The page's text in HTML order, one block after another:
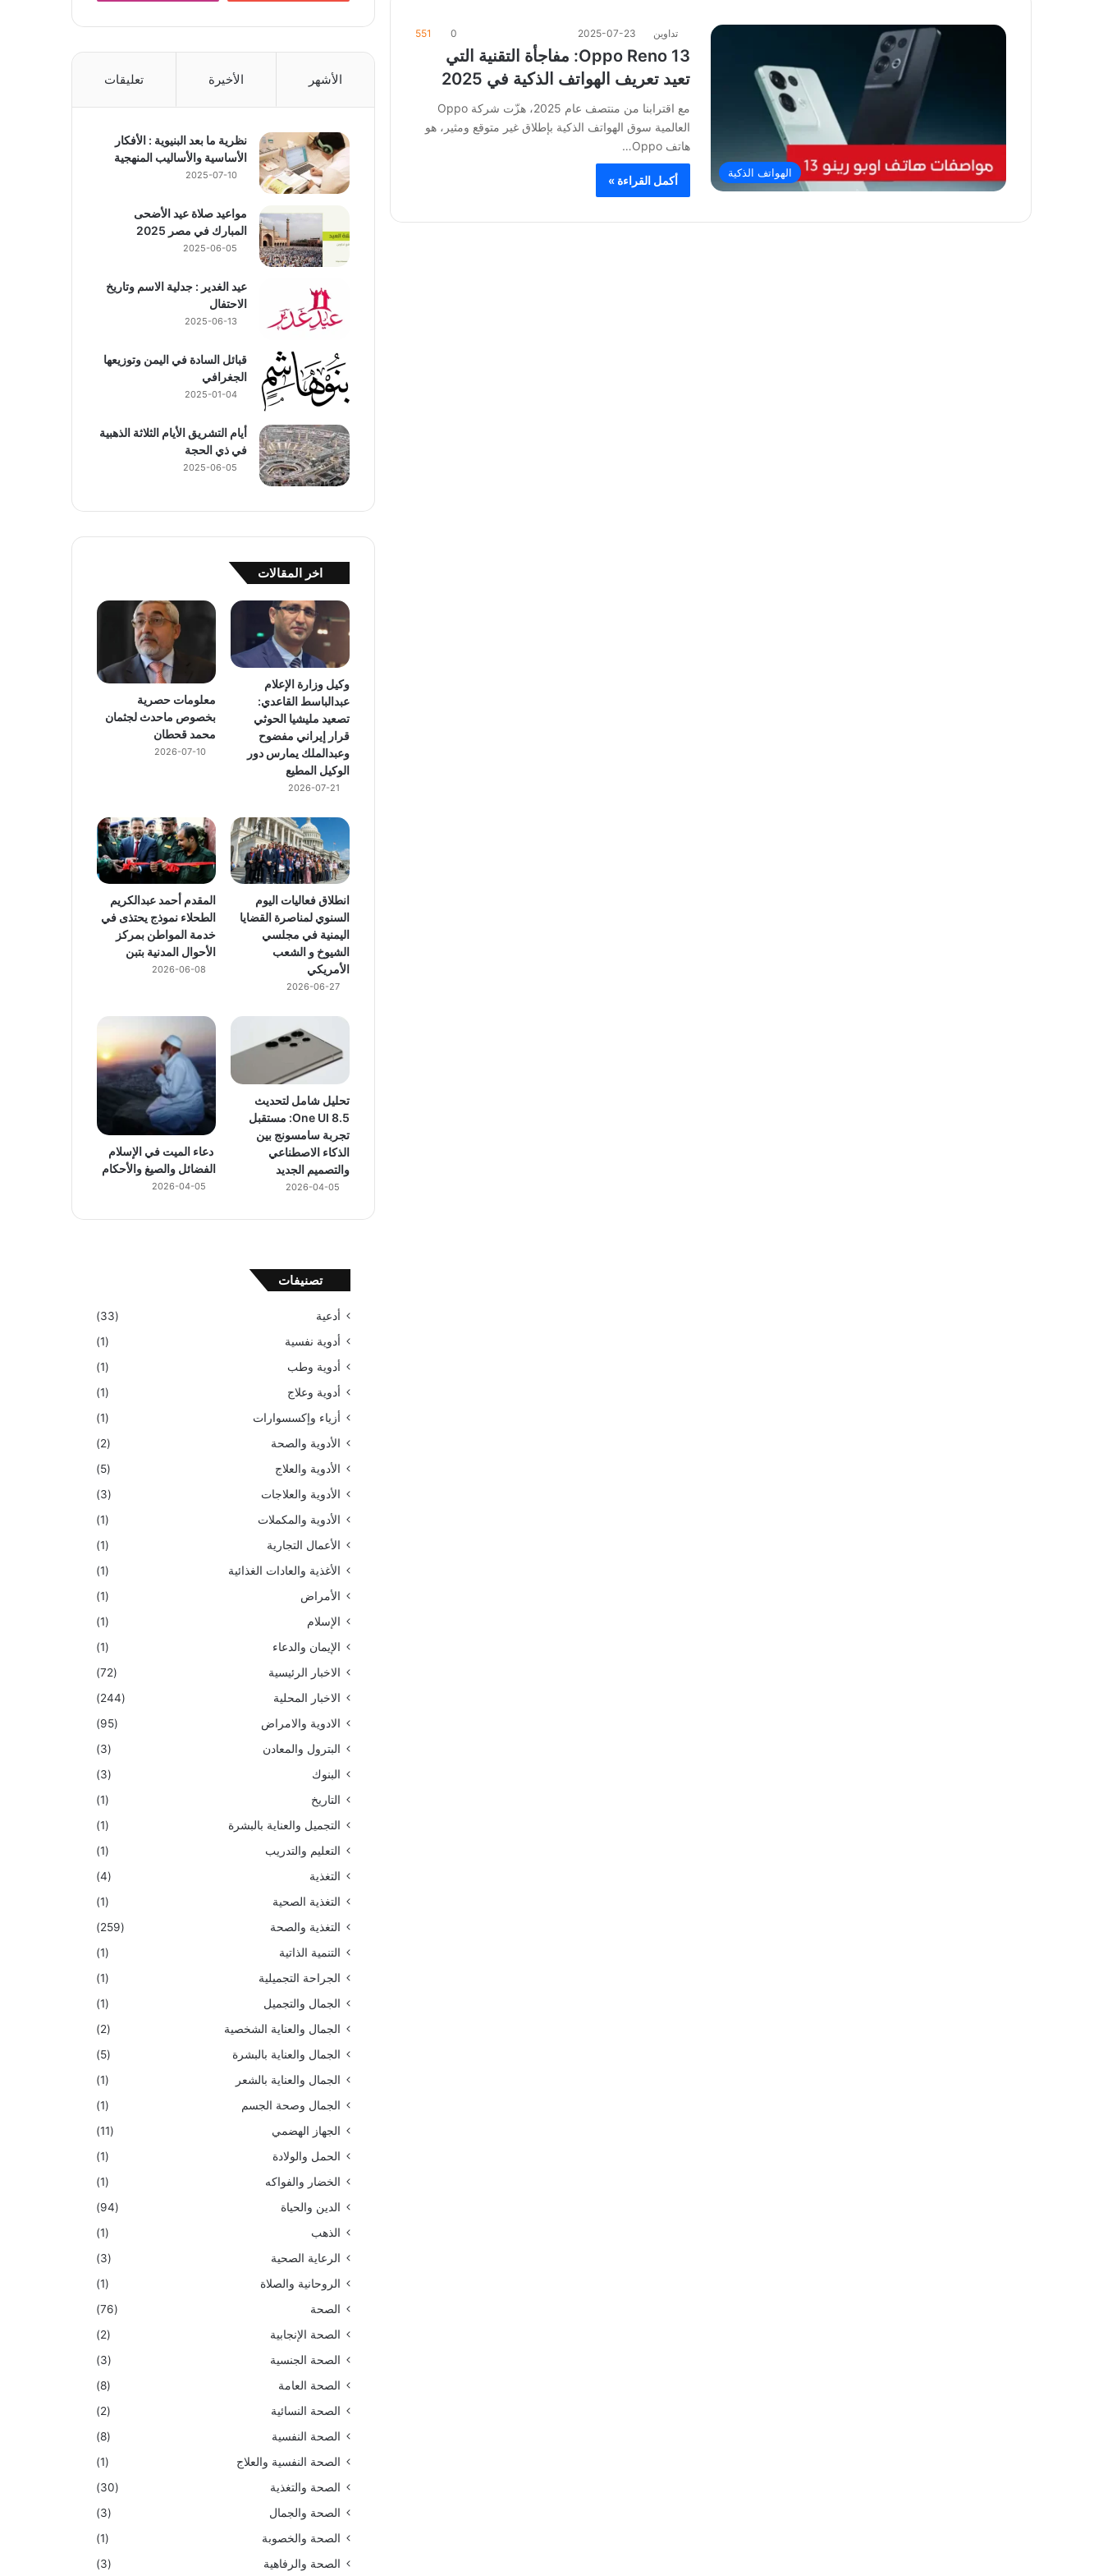
الهواتف الذكية
تداوين 2025-07-23
0
551
Oppo Reno 13: مفاجأة التقنية التي
تعيد تعريف الهواتف الذكية في 2025
مع اقترابنا من منتصف عام 2025، هزّت شركة Oppo
العالمية سوق الهواتف الذكية بإطلاق غير متوقع ومثير، هو
هاتف Oppo…
أكمل القراءة »
الأشهر الأخيرة تعليقات
نظرية ما بعد البنيوية : الأفكار
الأساسية والأساليب المنهجية
2025-07-10
مواعيد صلاة عيد الأضحى
المبارك في مصر 2025
2025-06-05
عيد الغدير : جدلية الاسم وتاريخ
الاحتفال
2025-06-13
قبائل السادة في اليمن وتوزيعها
الجغرافي
2025-01-04
أيام التشريق الأيام الثلاثة الذهبية
في ذي الحجة
2025-06-05
اخر المقالات
وكيل وزارة الإعلام
عبدالباسط القاعدي:
تصعيد مليشيا الحوثي
قرار إيراني مفضوح
وعبدالملك يمارس دور
الوكيل المطيع
2026-07-21
معلومات حصرية
بخصوص ماحدث لجثمان
محمد قحطان
2026-07-10
انطلاق فعاليات اليوم
السنوي لمناصرة القضايا
اليمنية في مجلسي
الشيوخ و الشعب
الأمريكي
2026-06-27
المقدم أحمد عبدالكريم
الطحلاء نموذج يحتذى في
خدمة المواطن بمركز
الأحوال المدنية بتبن
2026-06-08
تحليل شامل لتحديث
One UI 8.5: مستقبل
تجربة سامسونج بين
الذكاء الاصطناعي
والتصميم الجديد
2026-04-05
دعاء الميت في الإسلام
الفضائل والصيغ والأحكام
2026-04-05
تصنيفات
أدعية
(33)
أدوية نفسية
(1)
أدوية وطب
(1)
أدوية وعلاج
(1)
أزياء وإكسسوارات
(1)
الأدوية والصحة
(2)
الأدوية والعلاج
(5)
الأدوية والعلاجات
(3)
الأدوية والمكملات
(1)
الأعمال التجارية
(1)
الأغذية والعادات الغذائية
(1)
الأمراض
(1)
الإسلام
(1)
الإيمان والدعاء
(1)
الاخبار الرئيسية
(72)
الاخبار المحلية
(244)
الادوية والامراض
(95)
البترول والمعادن
(3)
البنوك
(3)
التاريخ
(1)
التجميل والعناية بالبشرة
(1)
التعليم والتدريب
(1)
التغذية
(4)
التغذية الصحية
(1)
التغذية والصحة
(259)
التنمية الذاتية
(1)
الجراحة التجميلية
(1)
الجمال والتجميل
(1)
الجمال والعناية الشخصية
(2)
الجمال والعناية بالبشرة
(5)
الجمال والعناية بالشعر
(1)
الجمال وصحة الجسم
(1)
الجهاز الهضمي
(11)
الحمل والولادة
(1)
الخضار والفواكه
(1)
الدين والحياة
(94)
الذهب
(1)
الرعاية الصحية
(3)
الروحانية والصلاة
(1)
الصحة
(76)
الصحة الإنجابية
(2)
الصحة الجنسية
(3)
الصحة العامة
(8)
الصحة النسائية
(2)
الصحة النفسية
(8)
الصحة النفسية والعلاج
(1)
الصحة والتغذية
(30)
الصحة والجمال
(3)
الصحة والخصوبة
(1)
الصحة والرفاهية
(3)